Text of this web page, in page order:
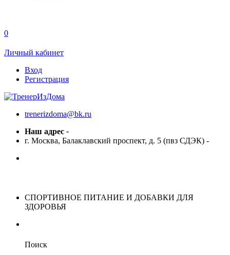
0
Личный кабинет
Вход
Регистрация
trenerizdoma@bk.ru
Наш адрес -
г. Москва, Балаклавский проспект, д. 5 (пвз СДЭК) -
СПОРТИВНОЕ ПИТАНИЕ И ДОБАВКИ ДЛЯ
ЗДОРОВЬЯ
Поиск